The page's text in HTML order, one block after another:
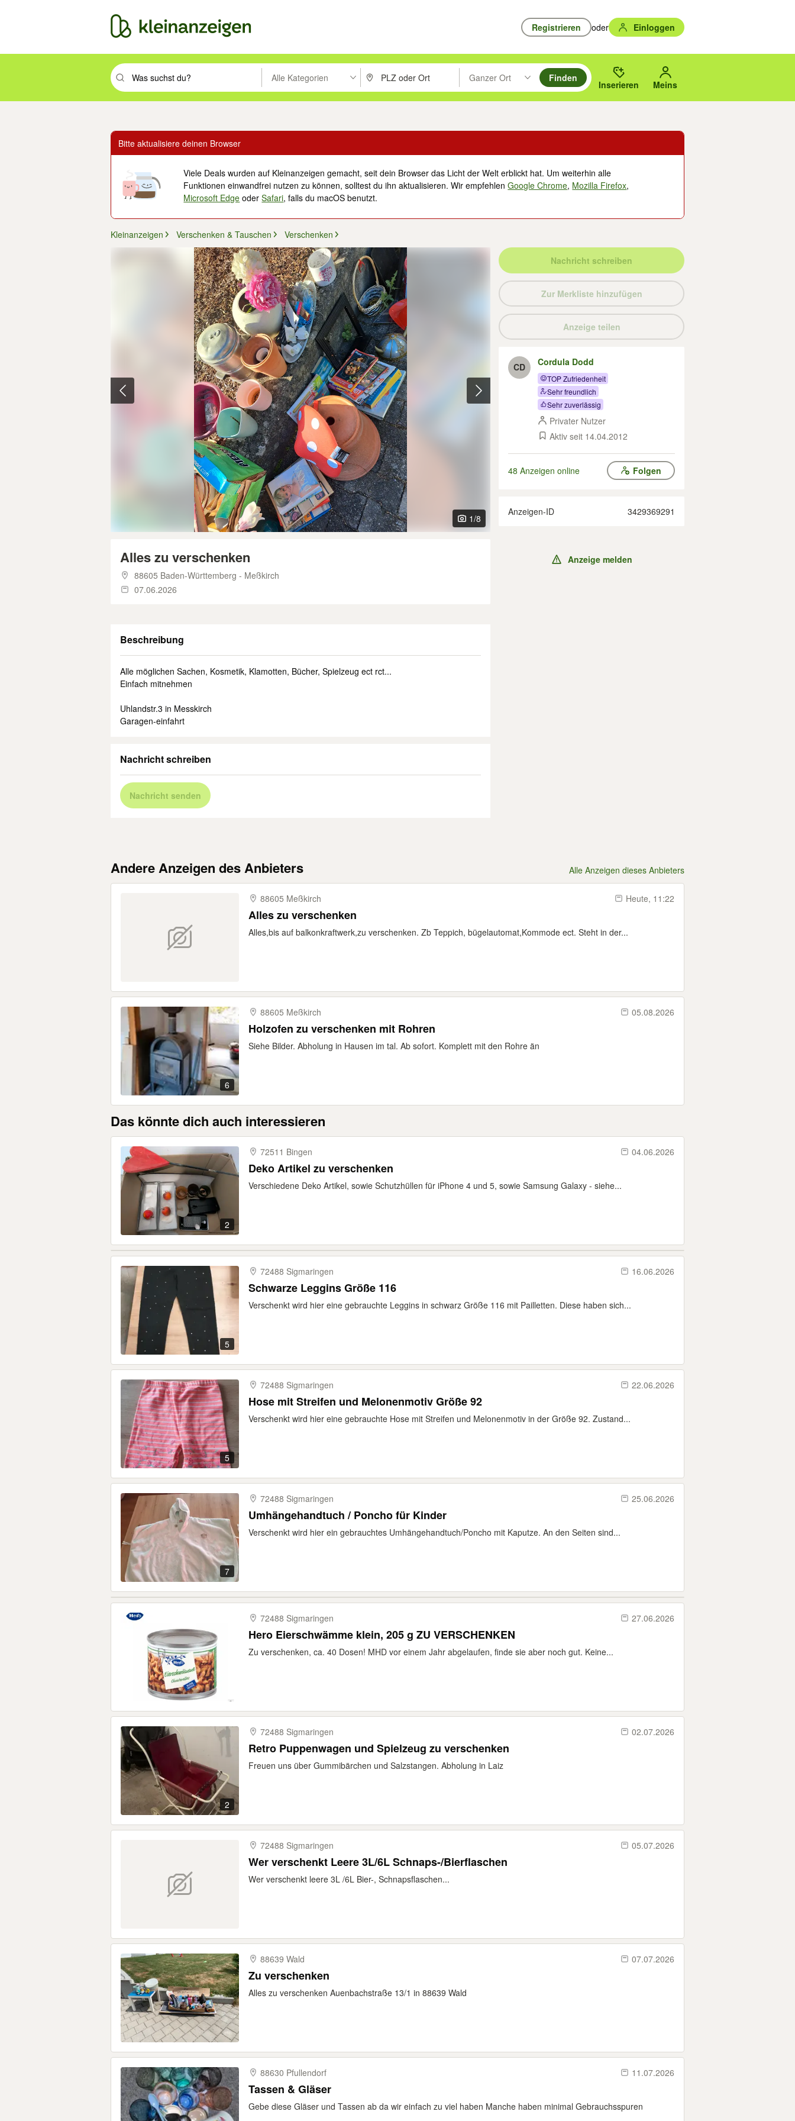
Registrieren oder Einloggen
Suchbegriff eingeben. Eingabetaste drücken um zu suchen, oder Vorschläge mit den Pfeiltasten nach oben/unten durchsuchen und mit Eingabetaste auswählen.
Alle Kategorien PLZ oder Ort eingeben. Eingabetaste drücken um zu suchen, oder Vorschläge mit den Pfeiltasten nach oben/
Ganzer Ort
Suche im Umkreis des gewählten Orts oder PLZ.
Finden
Inserieren Meins
Bitte aktualisiere deinen Browser
Viele Deals wurden auf Kleinanzeigen gemacht, seit dein Browser das Licht der Welt erblickt hat. Um weiterhin alle
Funktionen einwandfrei nutzen zu können, solltest du ihn aktualisieren. Wir empfehlenGoogle Chrome, Mozilla Firefox,
Microsoft Edge oderSafari, falls du macOS benutzt.
Kleinanzeigen Verschenken & Tauschen Verschenken
1/8
Alles zu verschenken
88605 Baden-Württemberg - Meßkirch
07.06.2026
Beschreibung
Alle möglichen Sachen, Kosmetik, Klamotten, Bücher, Spielzeug ect rct...
Einfach mitnehmen
Uhlandstr.3 in Messkirch
Garagen-einfahrt
Nachricht schreiben
Nachricht senden
Nachricht schreiben
Zur Merkliste hinzufügen
Anzeige teilen
CD Cordula Dodd
TOP Zufriedenheit
Sehr freundlich
Sehr zuverlässig
Privater Nutzer
Aktiv seit 14.04.2012
48 Anzeigen online Folgen
Anzeigen-ID 3429369291
Anzeige melden
Andere Anzeigen des Anbieters Alle Anzeigen dieses Anbieters
88605 Meßkirch Heute, 11:22
Alles zu verschenken
Alles,bis auf balkonkraftwerk,zu verschenken. Zb Teppich, bügelautomat,Kommode ect. Steht in der...
6
88605 Meßkirch 05.08.2026
Holzofen zu verschenken mit Rohren
Siehe Bilder. Abholung in Hausen im tal. Ab sofort. Komplett mit den Rohre än
Das könnte dich auch interessieren
2
72511 Bingen 04.06.2026
Deko Artikel zu verschenken
Verschiedene Deko Artikel, sowie Schutzhüllen für iPhone 4 und 5, sowie Samsung Galaxy - siehe...
5
72488 Sigmaringen 16.06.2026
Schwarze Leggins Größe 116
Verschenkt wird hier eine gebrauchte Leggins in schwarz Größe 116 mit Pailletten. Diese haben sich...
5
72488 Sigmaringen 22.06.2026
Hose mit Streifen und Melonenmotiv Größe 92
Verschenkt wird hier eine gebrauchte Hose mit Streifen und Melonenmotiv in der Größe 92. Zustand...
7
72488 Sigmaringen 25.06.2026
Umhängehandtuch / Poncho für Kinder
Verschenkt wird hier ein gebrauchtes Umhängehandtuch/Poncho mit Kaputze. An den Seiten sind...
72488 Sigmaringen 27.06.2026
Hero Eierschwämme klein, 205 g ZU VERSCHENKEN
Zu verschenken, ca. 40 Dosen! MHD vor einem Jahr abgelaufen, finde sie aber noch gut. Keine...
2
72488 Sigmaringen 02.07.2026
Retro Puppenwagen und Spielzeug zu verschenken
Freuen uns über Gummibärchen und Salzstangen. Abholung in Laiz
72488 Sigmaringen 05.07.2026
Wer verschenkt Leere 3L/6L Schnaps-/Bierflaschen
Wer verschenkt leere 3L /6L Bier-, Schnapsflaschen...
88639 Wald 07.07.2026
Zu verschenken
Alles zu verschenken Auenbachstraße 13/1 in 88639 Wald
88630 Pfullendorf 11.07.2026
Tassen & Gläser
Gebe diese Gläser und Tassen ab da wir einfach zu viel haben Manche haben minimal Gebrauchsspuren